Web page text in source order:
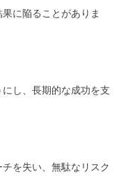
に陥ることがありま
し、長期的な成功を支
を失い、無駄なリスク